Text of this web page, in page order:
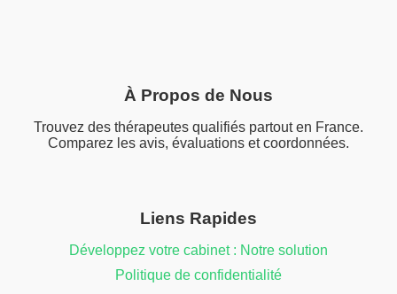
À Propos de Nous
Trouvez des thérapeutes qualifiés partout en France.
Comparez les avis, évaluations et coordonnées.
Liens Rapides
Développez votre cabinet : Notre solution
Politique de confidentialité